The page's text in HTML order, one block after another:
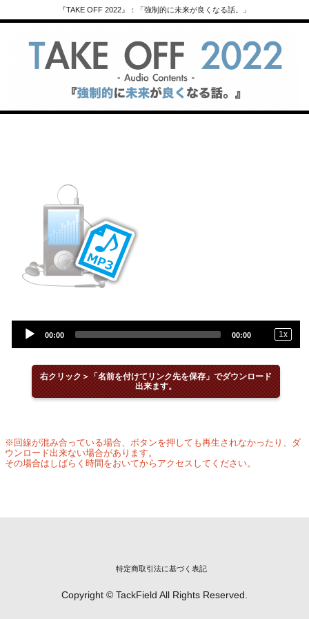
『TAKE OFF 2022』：「強制的に未来が良くなる話。」
Audio
Player
00:00 00:00 1x
右クリック＞「名前を付けてリンク先を保存」でダウンロード
出来ます。
※回線が混み合っている場合、ボタンを押しても再生されなかったり、ダ
ウンロード出来ない場合があります。
その場合はしばらく時間をおいてからアクセスしてください。
特定商取引法に基づく表記
Copyright © TackField All Rights Reserved.